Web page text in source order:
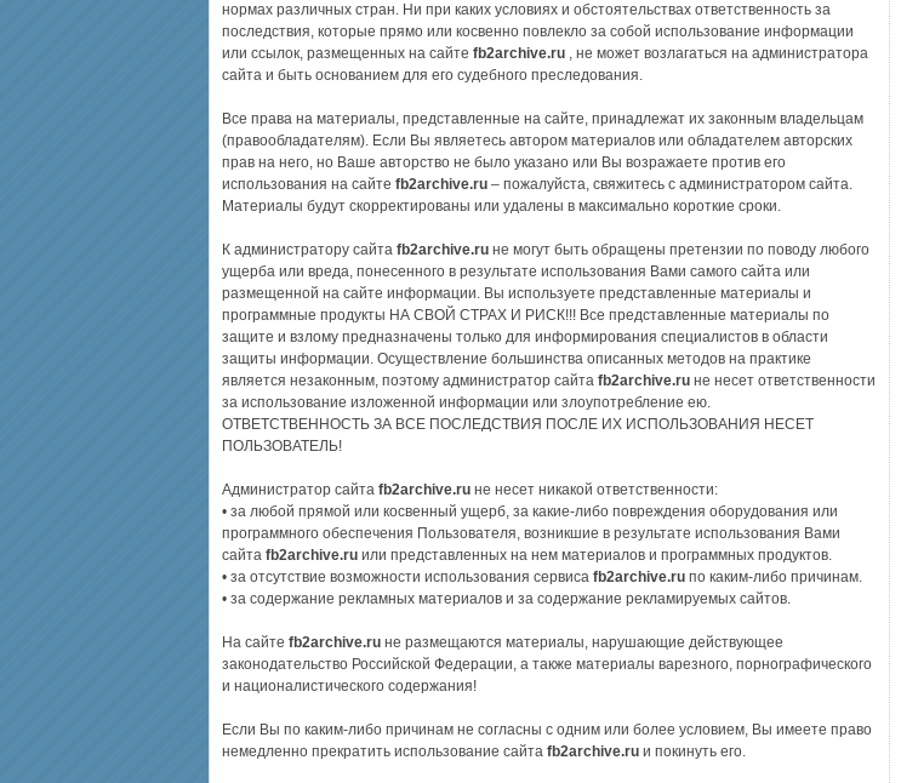
нормах различных стран. Ни при каких условиях и обстоятельствах ответственность за
последствия, которые прямо или косвенно повлекло за собой использование информации
или ссылок, размещенных на сайте fb2archive.ru , не может возлагаться на администратора
сайта и быть основанием для его судебного преследования.
Все права на материалы, представленные на сайте, принадлежат их законным владельцам
(правообладателям). Если Вы являетесь автором материалов или обладателем авторских
прав на него, но Ваше авторство не было указано или Вы возражаете против его
использования на сайте fb2archive.ru – пожалуйста, свяжитесь с администратором сайта.
Материалы будут скорректированы или удалены в максимально короткие сроки.
К администратору сайта fb2archive.ru не могут быть обращены претензии по поводу любого
ущерба или вреда, понесенного в результате использования Вами самого сайта или
размещенной на сайте информации. Вы используете представленные материалы и
программные продукты НА СВОЙ СТРАХ И РИСК!!! Все представленные материалы по
защите и взлому предназначены только для информирования специалистов в области
защиты информации. Осуществление большинства описанных методов на практике
является незаконным, поэтому администратор сайта fb2archive.ru не несет ответственности
за использование изложенной информации или злоупотребление ею.
ОТВЕТСТВЕННОСТЬ ЗА ВСЕ ПОСЛЕДСТВИЯ ПОСЛЕ ИХ ИСПОЛЬЗОВАНИЯ НЕСЕТ
ПОЛЬЗОВАТЕЛЬ!
Администратор сайта fb2archive.ru не несет никакой ответственности:
• за любой прямой или косвенный ущерб, за какие-либо повреждения оборудования или
программного обеспечения Пользователя, возникшие в результате использования Вами
сайта fb2archive.ru или представленных на нем материалов и программных продуктов.
• за отсутствие возможности использования сервиса fb2archive.ru по каким-либо причинам.
• за содержание рекламных материалов и за содержание рекламируемых сайтов.
На сайте fb2archive.ru не размещаются материалы, нарушающие действующее
законодательство Российской Федерации, а также материалы варезного, порнографического
и националистического содержания!
Если Вы по каким-либо причинам не согласны с одним или более условием, Вы имеете право
немедленно прекратить использование сайта fb2archive.ru и покинуть его.